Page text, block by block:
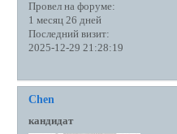
Провел на форуме:
1 месяц 26 дней
Последний визит:
2025-12-29 21:28:19
Chen
кандидат